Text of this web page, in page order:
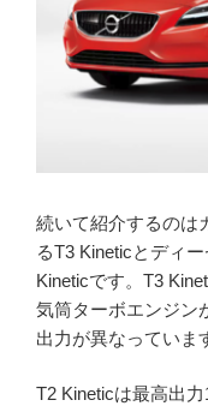
続いて紹介するのは
るT3 Kineticとディ
Kineticです。T3
気筒ターボエンジン
出力が異なっていま
T2 Kineticは最高出